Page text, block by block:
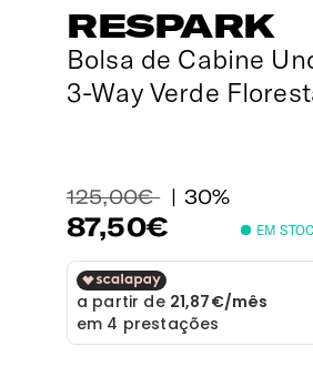
RESPARK
Bolsa de Cabine
3-Way Verde
125,00€ | 30%
87,50€ EM